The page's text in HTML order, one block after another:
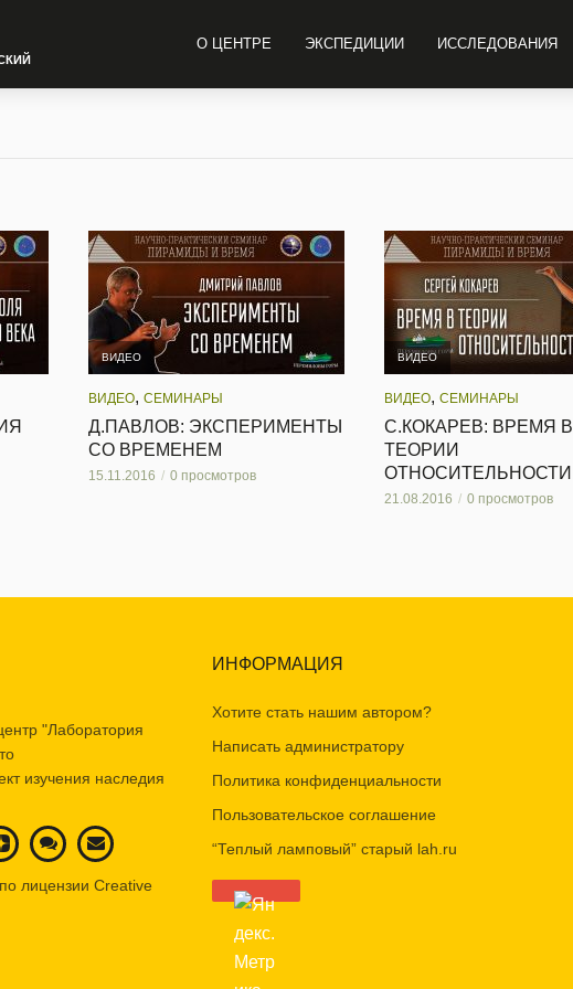
О ЦЕНТРЕ ЭКСПЕДИЦИИ ИССЛЕДОВАНИЯ
ВИДЕО
ВИДЕО, СЕМИНАРЫ
Д.ПАВЛОВ: ЭКСПЕРИМЕНТЫ
СО ВРЕМЕНЕМ
15.11.2016 0 просмотров
ВИДЕО
ВИДЕО, СЕМИНАРЫ
С.КОКАРЕВ: ВРЕМЯ В
ТЕОРИИ
ОТНОСИТЕЛЬНОСТИ
21.08.2016 0 просмотров
"Лаборатория
изучения наследия
лицензии Creative
ИНФОРМАЦИЯ
Хотите стать нашим автором?
Написать администратору
Политика конфиденциальности
Пользовательское соглашение
“Теплый ламповый” старый lah.ru